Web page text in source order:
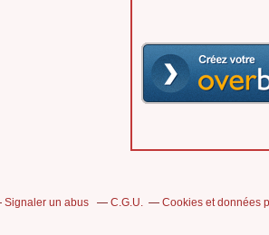
Signaler un abus C.G.U. Cookies et données